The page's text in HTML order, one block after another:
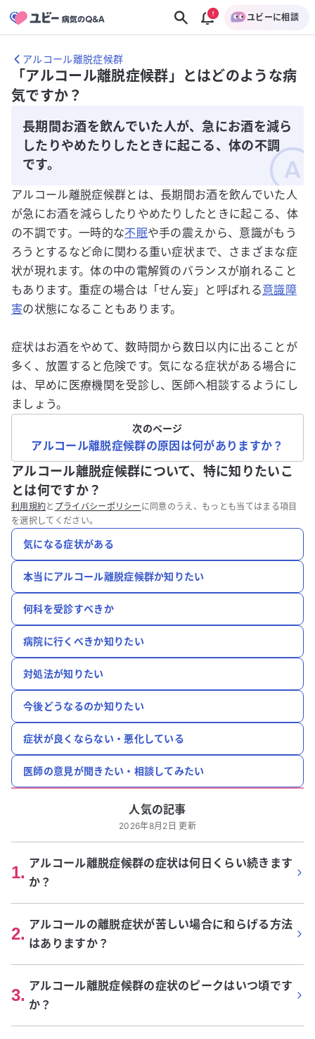
ユビーに相談
アルコール離脱症候群
「アルコール離脱症候群」とはどのような病
気ですか？
長期間お酒を飲んでいた人が、急にお酒を減ら
したりやめたりしたときに起こる、体の不調
です。
アルコール離脱症候群とは、長期間お酒を飲んでいた人
が急にお酒を減らしたりやめたりしたときに起こる、体
の不調です。一時的な不眠や手の震えから、意識がもう
ろうとするなど命に関わる重い症状まで、さまざまな症
状が現れます。体の中の電解質のバランスが崩れること
もあります。重症の場合は「せん妄」と呼ばれる意識障
害の状態になることもあります。
症状はお酒をやめて、数時間から数日以内に出ることが
多く、放置すると危険です。気になる症状がある場合に
は、早めに医療機関を受診し、医師へ相談するようにし
ましょう。
次のページ
アルコール離脱症候群の原因は何がありますか？
アルコール離脱症候群について、特に知りたいこ
とは何ですか？
利用規約と プライバシーポリシー に同意のうえ、もっとも当てはまる項目
を選択してください。
気になる症状がある
本当にアルコール離脱症候群か知りたい
何科を受診すべきか
病院に行くべきか知りたい
対処法が知りたい
今後どうなるのか知りたい
症状が良くならない・悪化している
医師の意見が聞きたい・相談してみたい
人気の記事
2026年8月2日 更新
1. アルコール離脱症候群の症状は何日くらい続きます
か？
2. アルコールの離脱症状が苦しい場合に和らげる方法
はありますか？
3. アルコール離脱症候群の症状のピークはいつ頃です
か？